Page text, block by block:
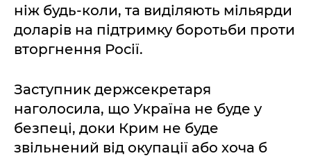
ніж будь-коли, та виділяють мільярди
доларів на підтримку боротьби проти
вторгнення Росії.
Заступник держсекретаря
наголосила, що Україна не буде у
безпеці, доки Крим не буде
звільнений від окупації або хоча б